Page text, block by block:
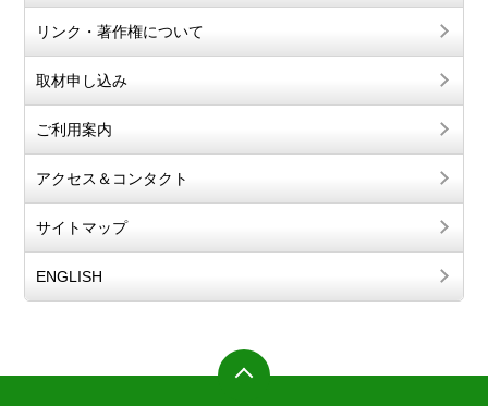
リンク・著作権について
取材申し込み
ご利用案内
アクセス＆コンタクト
サイトマップ
ENGLISH